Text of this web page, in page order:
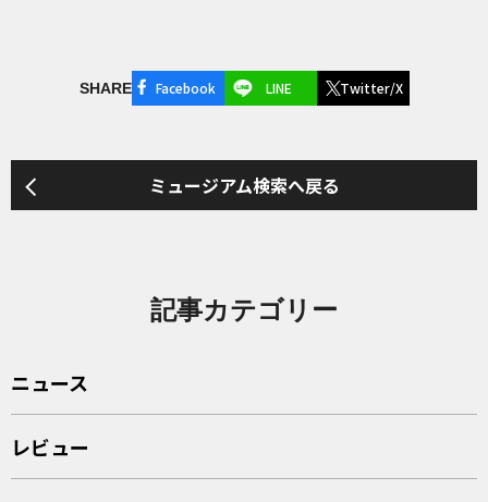
SHARE Facebook LINE Twitter/X
ミュージアム検索へ戻る
記事カテゴリー
ニュース
レビュー